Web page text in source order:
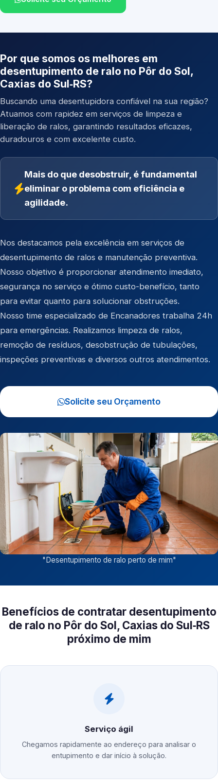
Por que somos os melhores em
desentupimento de ralo no Pôr do Sol,
Caxias do Sul‑RS?
Buscando uma desentupidora confiável na sua região?
Atuamos com rapidez em serviços de limpeza e
liberação de ralos, garantindo resultados eficazes,
duradouros e com excelente custo.
Mais do que desobstruir, é fundamental
eliminar o problema com eficiência e
agilidade.
Nos destacamos pela excelência em serviços de
desentupimento de ralos e manutenção preventiva.
Nosso objetivo é proporcionar atendimento imediato,
segurança no serviço e ótimo custo-benefício, tanto
para evitar quanto para solucionar obstruções.
Nosso time especializado de Encanadores trabalha 24h
para emergências. Realizamos limpeza de ralos,
remoção de resíduos, desobstrução de tubulações,
inspeções preventivas e diversos outros atendimentos.
Solicite seu Orçamento
"Desentupimento de ralo perto de mim"
Benefícios de contratar desentupimento
de ralo no Pôr do Sol, Caxias do Sul‑RS
próximo de mim
Serviço ágil
Chegamos rapidamente ao endereço para analisar o
entupimento e dar início à solução.